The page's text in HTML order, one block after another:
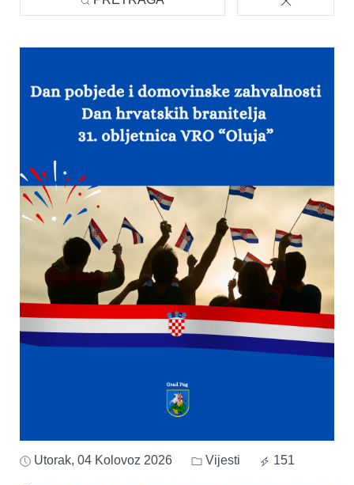
Utorak, 04 Kolovoz 2026 Vijesti 151